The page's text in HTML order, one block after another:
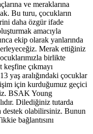
ve meraklarına
Bu turu, çocukların
daha özgür ifade
amacıyla
ekip olarak yanlarında
Merak ettiğiniz
birlikte
çıkmayı
yaş aralığındaki çocuklar
için kurduğumuz geçici
BSAK Young
Dilediğiniz tutarda
destek olabilirsiniz. Bunun
bağlantısını